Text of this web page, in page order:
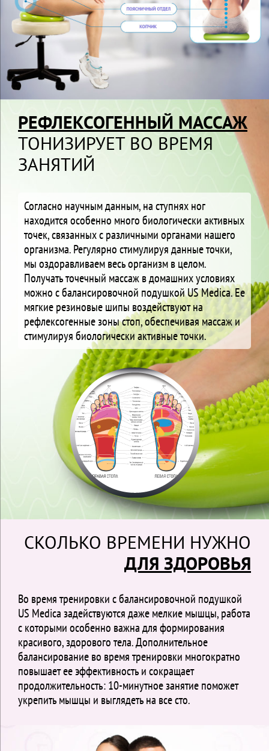
РЕФЛЕКСОГЕННЫЙ МАССАЖ
ТОНИЗИРУЕТ ВО ВРЕМЯ
ЗАНЯТИЙ
Согласно научным данным, на ступнях ног
находится особенно много биологически активных
точек, связанных с различными органами нашего
организма. Регулярно стимулируя данные точки,
мы оздоравливаем весь организм в целом.
Получать точечный массаж в домашних условиях
можно с балансировочной подушкой US Medica. Ее
мягкие резиновые шипы воздействуют на
рефлексогенные зоны стоп, обеспечивая массаж и
стимулируя биологически активные точки.
СКОЛЬКО ВРЕМЕНИ НУЖНО
ДЛЯ ЗДОРОВЬЯ
Во время тренировки с балансировочной подушкой
US Medica задействуются даже мелкие мышцы, работа
с которыми особенно важна для формирования
красивого, здорового тела. Дополнительное
балансирование во время тренировки многократно
повышает ее эффективность и сокращает
продолжительность: 10-минутное занятие поможет
укрепить мышцы и выглядеть на все сто.